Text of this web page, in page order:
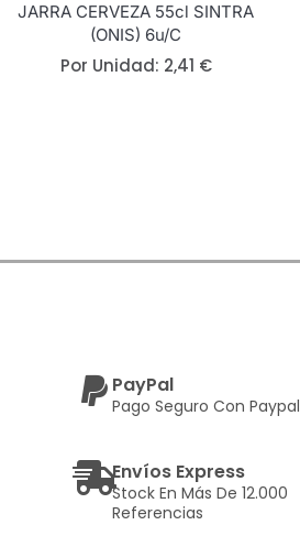
JARRA CERVEZA 55cl SINTRA
(ONIS) 6u/c
Por Unidad: 2,41 €
PayPal
Pago Seguro Con Paypal
Envíos Express
Stock En Más De 12.000
Referencias